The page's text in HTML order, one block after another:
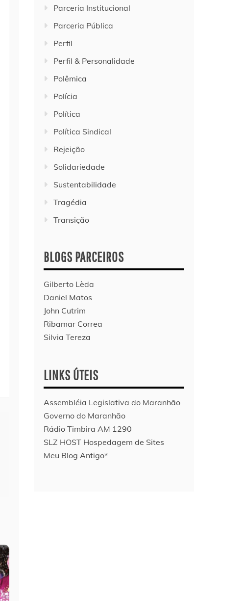
Parceria Institucional
Parceria Pública
Perfil
Perfil & Personalidade
Polêmica
Polícia
Política
Política Sindical
Rejeição
Solidariedade
Sustentabilidade
Tragédia
Transição
BLOGS PARCEIROS
Gilberto Lèda
Daniel Matos
John Cutrim
Ribamar Correa
Silvia Tereza
LINKS ÚTEIS
Assembléia Legislativa do Maranhão
Governo do Maranhão
Rádio Timbira AM 1290
SLZ HOST Hospedagem de Sites
Meu Blog Antigo*